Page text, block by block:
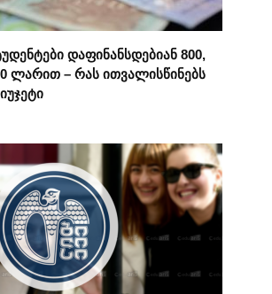
დაფინანსდებიან 800,
ლარით – რას ითვალისწინებს